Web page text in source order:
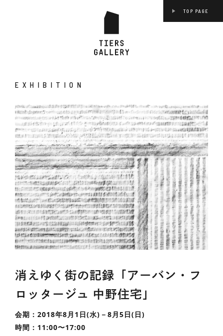
TOP PAGE
EXHIBITION
消えゆく街の記録「アーバン・フ
ロッタージュ 中野住宅」
会期：2018年8月1日(水)－8月5日(日)
時間：11:00〜17:00